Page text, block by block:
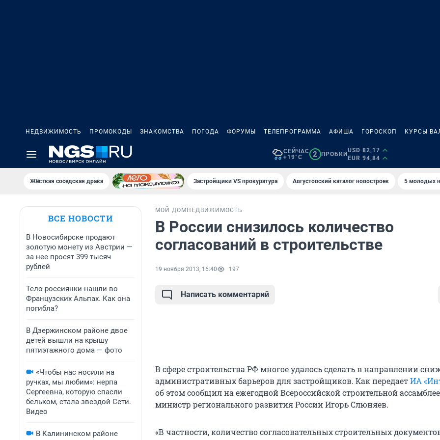
НЕДВИЖИМОСТЬ ПРОМОКОДЫ ЗНАКОМСТВА ПОГОДА ФОРУМЫ ТЕЛЕПРОГРАММА АФИША ГОРОСКОП КУРСЫ
СЕЙЧАС
+19°C
2 ПРОБКИ
USD 82,17
EUR 94,84
Жёсткая соседская драка Застройщики VS прокуратура Августовский каталог новостроек 5 молодых
ВСЕ НОВОСТИ
В Новосибирске продают
золотую монету из Австрии —
за нее просят 399 тысяч
рублей
Тело россиянки нашли во
Французских Альпах. Как она
погибла?
В Дзержинском районе двое
детей вышли на крышу
пятиэтажного дома — фото
«Чтобы нас носили на
ручках, мы любим»: нерпа
Сергеевна, которую спасли
бельком, стала звездой Сети.
Видео
В Калининском районе
МОЙ ДОМ НЕДВИЖИМОСТЬ
В России снизилось количество
согласований в строительстве
19 ноября 2013, 16:40 197
Написать комментарий
В сфере строительства РФ многое удалось сделать в направлении
административных барьеров для застройщиков. Как передаетИА
об этом сообщил на ежегодной Всероссийской строительной ассамблее
министр регионального развития России Игорь Слюняев.
«В частности, количество согласовательных строительных